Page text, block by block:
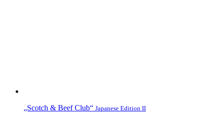
„Scotch & Beef Club“ Japanese Edition II